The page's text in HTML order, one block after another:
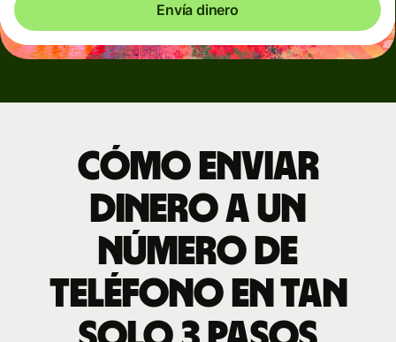
Envía dinero
Cómo enviar
dinero a un
número de
teléfono en tan